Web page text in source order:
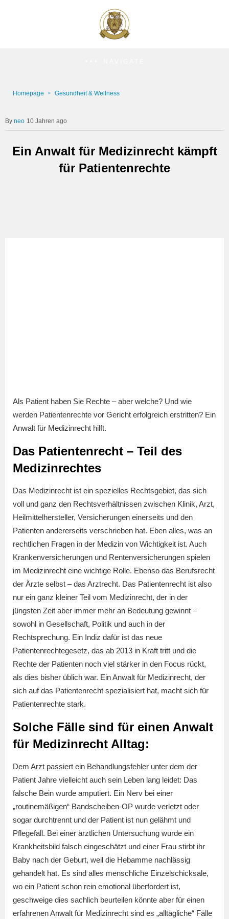
Homepage Gesundheit & Wellness
neo 10 Jahren ago
Ein Anwalt für Medizinrecht kämpft
für Patientenrechte
Als Patient haben Sie Rechte – aber welche? Und wie
werden Patientenrechte vor Gericht erfolgreich erstritten? Ein
Anwalt für Medizinrecht hilft.
Das Patientenrecht – Teil des
Medizinrechtes
Das Medizinrecht ist ein spezielles Rechtsgebiet, das sich
voll und ganz den Rechtsverhältnissen zwischen Klinik, Arzt,
Heilmittelhersteller, Versicherungen einerseits und den
Patienten andererseits verschrieben hat. Eben alles, was an
rechtlichen Fragen in der Medizin von Wichtigkeit ist. Auch
Krankenversicherungen und Rentenversicherungen spielen
im Medizinrecht eine wichtige Rolle. Ebenso das Berufsrecht
der Ärzte selbst – das Arztrecht. Das Patientenrecht ist also
nur ein ganz kleiner Teil vom Medizinrecht, der in der
jüngsten Zeit aber immer mehr an Bedeutung gewinnt –
sowohl in Gesellschaft, Politik und auch in der
Rechtsprechung. Ein Indiz dafür ist das neue
Patientenrechtegesetz, das ab 2013 in Kraft tritt und die
Rechte der Patienten noch viel stärker in den Focus rückt,
als dies bisher üblich war. Ein Anwalt für Medizinrecht, der
sich auf das Patientenrecht spezialisiert hat, macht sich für
Patientenrechte stark.
Solche Fälle sind für einen Anwalt
für Medizinrecht Alltag:
Dem Arzt passiert ein Behandlungsfehler unter dem der
Patient Jahre vielleicht auch sein Leben lang leidet: Das
falsche Bein wurde amputiert. Ein Nerv bei einer
„routinemäßigen“ Bandscheiben-OP wurde verletzt oder
sogar durchtrennt und der Patient ist nun gelähmt und
Pflegefall. Bei einer ärztlichen Untersuchung wurde ein
Krankheitsbild falsch eingeschätzt und einer Frau stirbt ihr
Baby nach der Geburt, weil die Hebamme nachlässig
gehandelt hat. Es sind alles menschliche Einzelschicksale,
wo ein Patient schon rein emotional überfordert ist,
geschweige dies sachlich beurteilen könnte aber für einen
erfahrenen Anwalt für Medizinrecht sind es „alltägliche“ Fälle